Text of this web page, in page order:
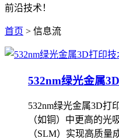
前沿技术！
首页 > 信息流
532nm绿光金属
532nm绿光金属3D打
（如铜）中更高的光
（SLM）实现高质